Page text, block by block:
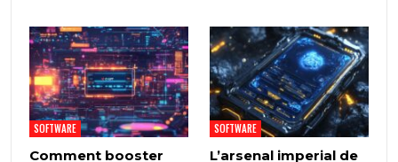
SOFTWARE
Comment booster
SOFTWARE
L’arsenal imperial de